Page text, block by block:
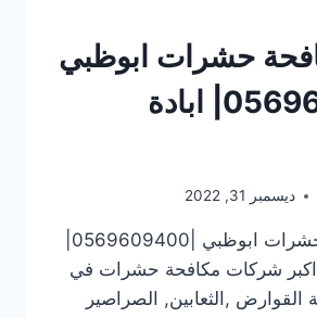
حشرات ابوظبي
|0569609400| ابادة
ديسمبر 31, 2022
اكبر شركات مكافحة حشرات في
القوارض ,الثعابين, الصراصير